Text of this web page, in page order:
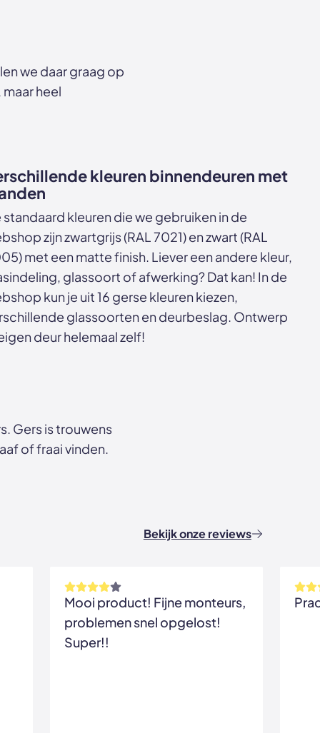
we daar graag op
heel
kleuren binnendeuren met
standaard kleuren die we gebruiken in de
zijn zwartgrijs (RAL 7021) en zwart (RAL
met een matte finish. Liever een andere kleur,
glassoort of afwerking? Dat kan! In de
kun je uit 16 gerse kleuren kiezen,
glassoorten en deurbeslag. Ontwerp
deur helemaal zelf!
Gers is trouwens
of fraai vinden.
Bekijk onze reviews
Mooi product! Fijne monteurs,
problemen snel opgelost!
Super!!